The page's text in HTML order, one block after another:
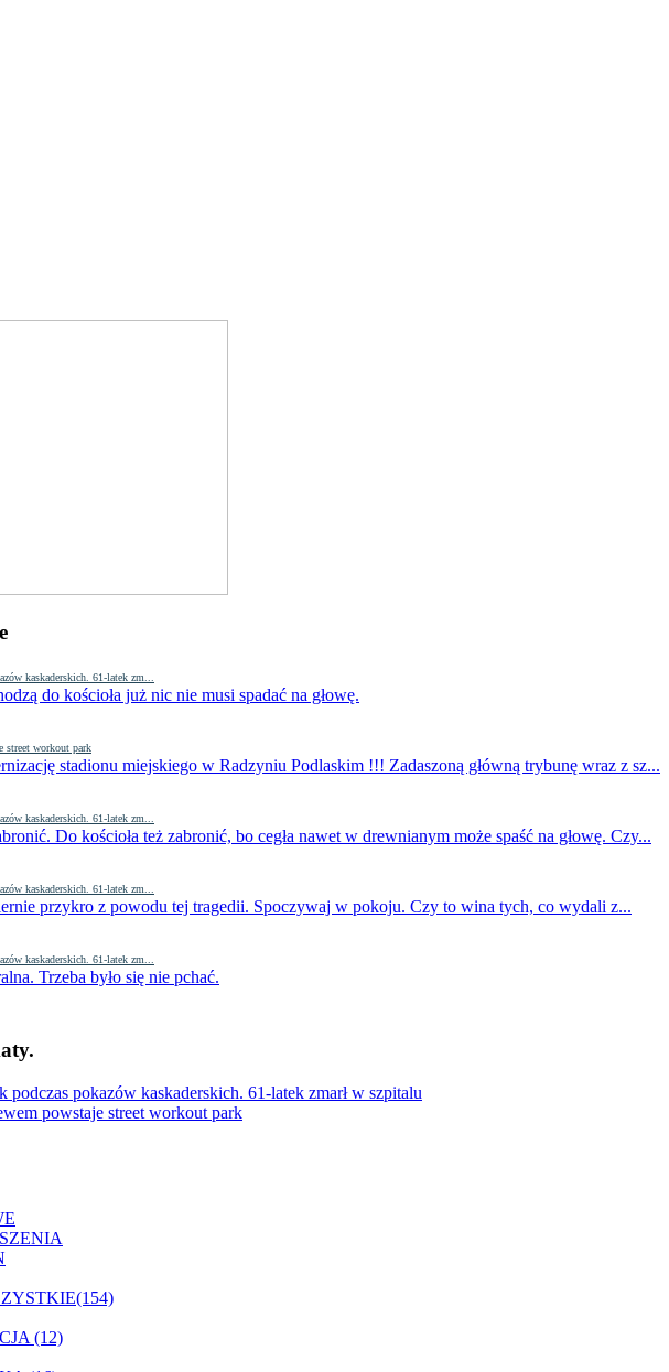
kaskaderskich. 61-latek zm...
do kościoła już nic nie musi spadać na głowę.
street workout park
stadionu miejskiego w Radzyniu Podlaskim !!! Zadaszoną główną trybunę wraz z sz...
kaskaderskich. 61-latek zm...
Do kościoła też zabronić, bo cegła nawet w drewnianym może spaść na głowę. Czy...
kaskaderskich. 61-latek zm...
przykro z powodu tej tragedii. Spoczywaj w pokoju. Czy to wina tych, co wydali z...
kaskaderskich. 61-latek zm...
Trzeba było się nie pchać.
podczas pokazów kaskaderskich. 61-latek zmarł w szpitalu
powstaje street workout park
(12)